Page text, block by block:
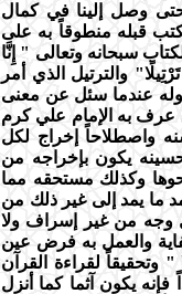
وصل إلينا في كمال
قبله منطوقاً به على
سبحانه وتعالى " إِنَّا
والترتيل الذي أمر
عندما سئل عن معنى
عرف به الإمام علي كرم
واصطلاحاً إخراج لكل
يكون بإخراجه من
وكذلك مستحقه مما
ما يمد إلى غير ذلك من
وجه من غير إسراف ولا
والعمل به فرض عين
وتحقيقاً لقراءة القرآن
يكون آثما كما أنزل